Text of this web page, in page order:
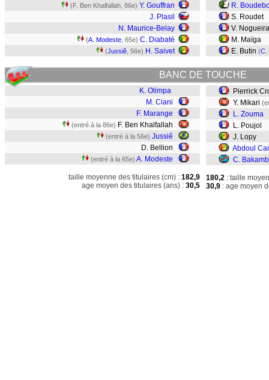
(F. Ben Khalfallah, 86e) Y. Gouffran
J. Plasil
N. Maurice-Belay
(A. Modeste , 65e) C. Diabaté
(Jussiê , 56e) H. Saivet
R.
S. Roudet
V.
M. Maïga
E. Butin (C.
BANC DE TOUCHE
K. Olimpa
M. Ciani
F. Marange
(entré à la 86e) F. Ben Khalfallah
(entré à la 56e) Jussiê
D. Bellion
(entré à la 65e) A. Modeste
taille moyenne des titulaires (cm) : 182,9
age moyen des titulaires (ans) : 30,5
Pierrick
Y. Mikari
L. Zouma
L. Poujol
J. Lopy
Abdoul
C.
180,2 : taille
30,9 : age moyen